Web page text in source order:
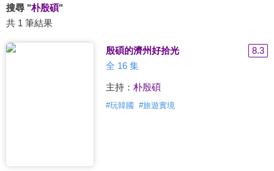
搜尋 "朴殷碩"
共 1 筆結果
殷碩的濟州好拾光
8.3
全 16 集
主持： 朴殷碩
#玩韓國 #旅遊實境